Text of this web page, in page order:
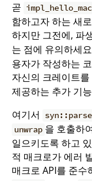
곧
함하고자 하는 새
하지만 그전에, 파
는 점에 유의하세
용자가 작성하는
자신의 크레이트
제공하는 추가 기
여기서
syn::parse
unwrap 을 호출하
일으키도록 하고
적 매크로가 에러
매크로 API를 준수